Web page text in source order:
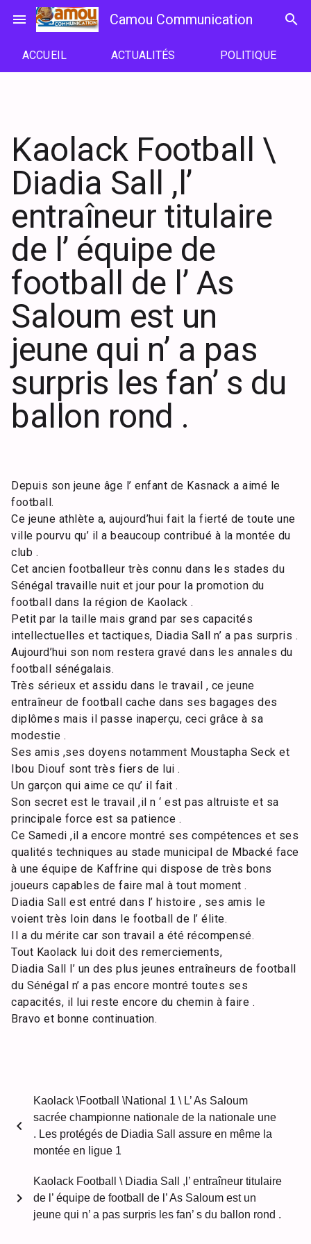
menu Camou Communication search
ACCUEIL ACTUALITÉS POLITIQUE
Kaolack Football \
Diadia Sall ,l’
entraîneur titulaire
de l’ équipe de
football de l’ As
Saloum est un
jeune qui n’ a pas
surpris les fan’ s du
ballon rond .
Depuis son jeune âge l’ enfant de Kasnack a aimé le
football.
Ce jeune athlète a, aujourd’hui fait la fierté de toute une
ville pourvu qu’ il a beaucoup contribué à la montée du
club .
Cet ancien footballeur très connu dans les stades du
Sénégal travaille nuit et jour pour la promotion du
football dans la région de Kaolack .
Petit par la taille mais grand par ses capacités
intellectuelles et tactiques, Diadia Sall n’ a pas surpris .
Aujourd’hui son nom restera gravé dans les annales du
football sénégalais.
Très sérieux et assidu dans le travail , ce jeune
entraîneur de football cache dans ses bagages des
diplômes mais il passe inaperçu, ceci grâce à sa
modestie .
Ses amis ,ses doyens notamment Moustapha Seck et
Ibou Diouf sont très fiers de lui .
Un garçon qui aime ce qu’ il fait .
Son secret est le travail ,il n ‘ est pas altruiste et sa
principale force est sa patience .
Ce Samedi ,il a encore montré ses compétences et ses
qualités techniques au stade municipal de Mbacké face
à une équipe de Kaffrine qui dispose de très bons
joueurs capables de faire mal à tout moment .
Diadia Sall est entré dans l’ histoire , ses amis le
voient très loin dans le football de l’ élite.
Il a du mérite car son travail a été récompensé.
Tout Kaolack lui doit des remerciements,
Diadia Sall l’ un des plus jeunes entraîneurs de football
du Sénégal n’ a pas encore montré toutes ses
capacités, il lui reste encore du chemin à faire .
Bravo et bonne continuation.
chevron_left
Kaolack \Football \National 1 \ L’ As Saloum
sacrée championne nationale de la nationale une
. Les protégés de Diadia Sall assure en même la
montée en ligue 1
Kaolack Football \ Diadia Sall ,l’ entraîneur titulaire
de l’ équipe de football de l’ As Saloum est un
jeune qui n’ a pas surpris les fan’ s du ballon rond .
chevron_right